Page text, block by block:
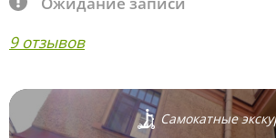
9 отзывов
Самокатные